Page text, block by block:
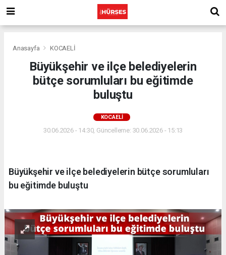
Anasayfa KOCAELİ
Büyükşehir ve ilçe belediyelerin
bütçe sorumluları bu eğitimde
buluştu
KOCAELİ
30.06.2026 - 14:30, Güncelleme: 30.06.2026 - 15:13
Büyükşehir ve ilçe belediyelerin bütçe sorumluları
bu eğitimde buluştu